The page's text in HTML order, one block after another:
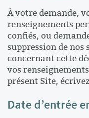
À votre demande,
renseignements
confiés, ou
suppression de nos
concernant cette
vos
présent Site,
Date d’entrée